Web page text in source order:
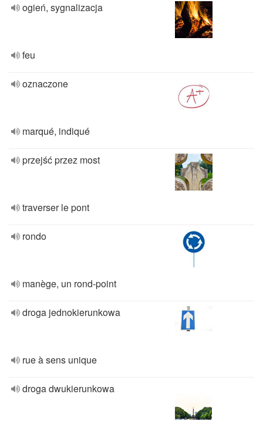
ogień, sygnalizacja
feu
oznaczone
marqué, indiqué
przejść przez most
traverser le pont
rondo
manège, un rond-point
droga jednokierunkowa
rue à sens unique
droga dwukierunkowa